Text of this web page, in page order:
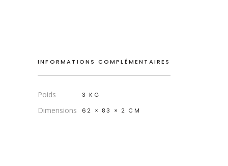
INFORMATIONS COMPLÉMENTAIRES
Poids 3 KG
Dimensions 62 × 83 × 2 CM